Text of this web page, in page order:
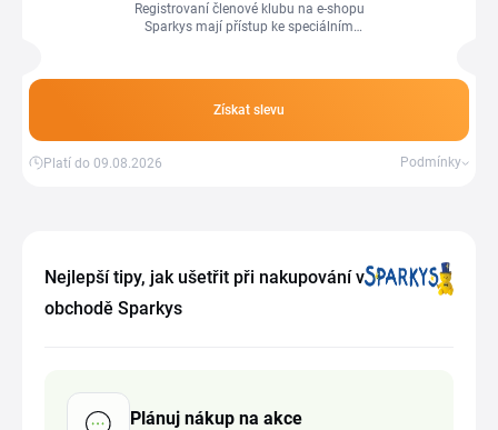
Registrovaní členové klubu na e-shopu
Sparkys mají přístup ke speciálním
a tyto informace jsou k dispozici na
aktualizovat.
Získat slevu
Platí do 09.08.2026 Podmínky
Nejlepší tipy, jak ušetřit při nakupování v
obchodě Sparkys
Plánuj nákup na akce